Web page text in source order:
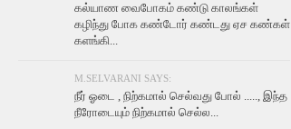
கல்யாண வைபோகம் கண்டு காலங்கள்
கழிந்து போக கண்டோர் கண்டது ஏச கண்கள்
களங்கி...
M.SELVARANI SAYS:
நீர் ஓடை , நிற்கமால் செல்வது போல் ....., இந்த
நீரோடையும் நிற்கமால் செல்ல...